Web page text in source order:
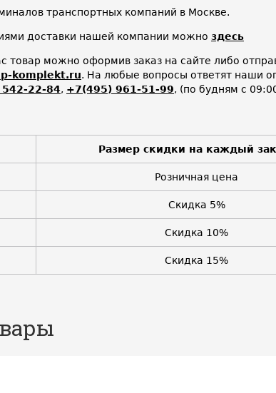
транспортных компаний в Москве.
доставки нашей компании можно здесь
товар можно оформив заказ на сайте либо
komplekt.ru. На любые вопросы ответят наши
22-84, +7(495) 961-51-99, (по будням с
Размер скидки на каждый
Розничная цена
Скидка 5%
Скидка 10%
Скидка 15%